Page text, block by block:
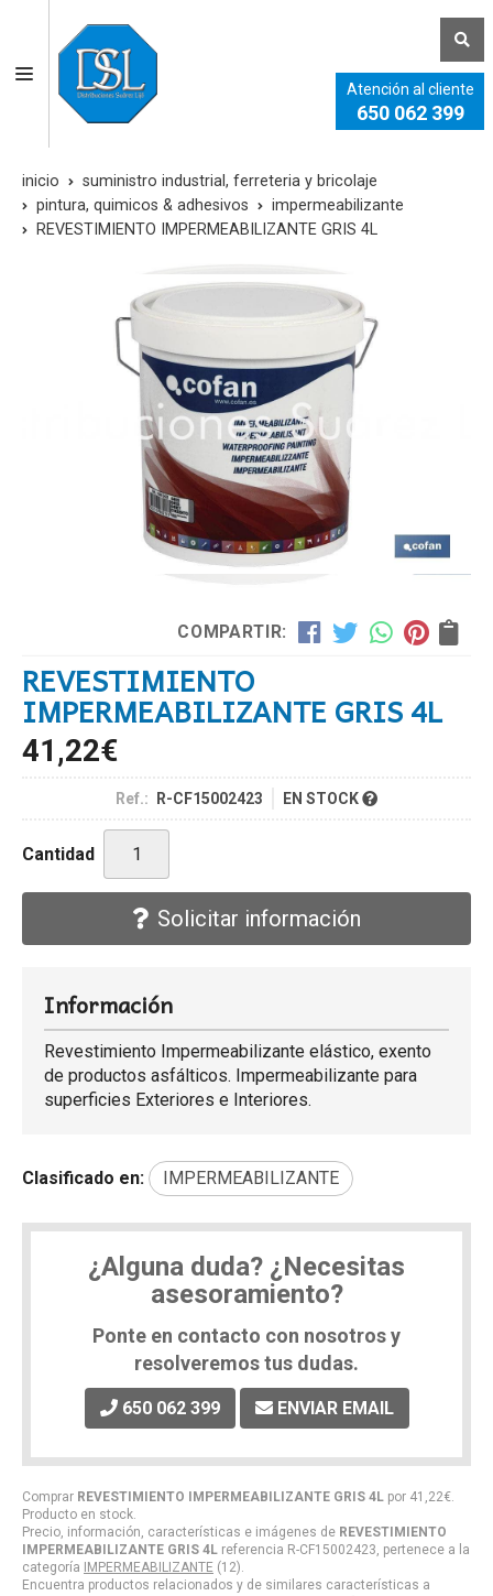
Atención al cliente
650 062 399
inicio
suministro industrial, ferreteria y bricolaje
pintura, quimicos & adhesivos
impermeabilizante
REVESTIMIENTO IMPERMEABILIZANTE GRIS 4L
COMPARTIR:
REVESTIMIENTO
IMPERMEABILIZANTE GRIS 4L
41,22€
Ref.: R-CF15002423 EN STOCK
Cantidad
Solicitar información
Comprar REVESTIMIENTO IMPERMEABILIZANTE GRIS 4L por 41,22€.
Producto en stock.
Precio, información, características e imágenes de REVESTIMIENTO
IMPERMEABILIZANTE GRIS 4L referencia R-CF15002423, pertenece a la
categoría
IMPERMEABILIZANTE (12).
Encuentra productos relacionados y de similares características a
Información
Revestimiento Impermeabilizante elástico, exento
de productos asfálticos. Impermeabilizante para
superficies Exteriores e Interiores.
Clasificado en: IMPERMEABILIZANTE
¿Alguna duda? ¿Necesitas
asesoramiento?
Ponte en contacto con nosotros y
resolveremos tus dudas.
650 062 399 ENVIAR EMAIL